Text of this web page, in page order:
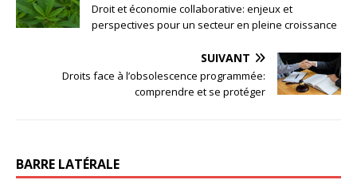
Droit et économie collaborative: enjeux et
perspectives pour un secteur en pleine croissance
SUIVANT
Droits face à l’obsolescence programmée:
comprendre et se protéger
BARRE LATÉRALE